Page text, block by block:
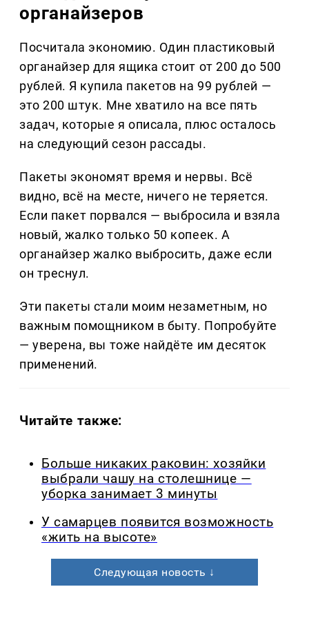
органайзеров
Посчитала экономию. Один пластиковый
органайзер для ящика стоит от 200 до 500
рублей. Я купила пакетов на 99 рублей —
это 200 штук. Мне хватило на все пять
задач, которые я описала, плюс осталось
на следующий сезон рассады.
Пакеты экономят время и нервы. Всё
видно, всё на месте, ничего не теряется.
Если пакет порвался — выбросила и взяла
новый, жалко только 50 копеек. А
органайзер жалко выбросить, даже если
он треснул.
Эти пакеты стали моим незаметным, но
важным помощником в быту. Попробуйте
— уверена, вы тоже найдёте им десяток
применений.
Читайте также:
Больше никаких раковин: хозяйки
выбрали чашу на столешнице —
уборка занимает 3 минуты
У самарцев появится возможность
«жить на высоте»
Следующая новость ↓